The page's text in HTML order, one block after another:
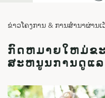
ຂ່າວໂຄງການ & ການສໍານາຜ່ານເ
ກົດຫມາຍໃຫມ່ຂ
ສະຫນູນການດູແ